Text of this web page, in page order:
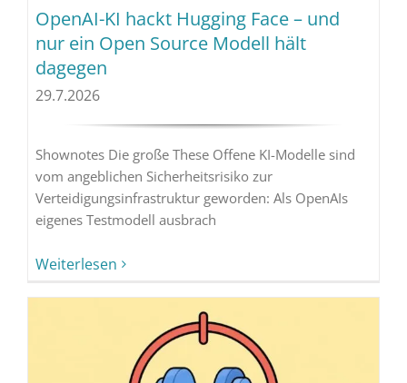
OpenAI-KI hackt Hugging Face – und
nur ein Open Source Modell hält
dagegen
29.7.2026
Shownotes Die große These Offene KI-Modelle sind
vom angeblichen Sicherheitsrisiko zur
Verteidigungsinfrastruktur geworden: Als OpenAIs
eigenes Testmodell ausbrach
Weiterlesen